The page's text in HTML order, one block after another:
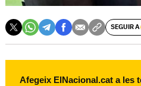
SEGUIR A
Afegeix ElNacional.cat a les